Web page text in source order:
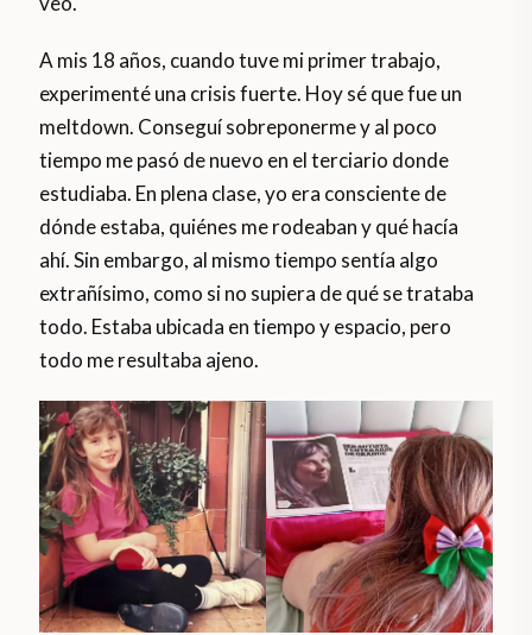
A mis 18 años, cuando tuve mi primer trabajo,
experimenté una crisis fuerte. Hoy sé que fue un
meltdown. Conseguí sobreponerme y al poco
tiempo me pasó de nuevo en el terciario donde
estudiaba. En plena clase, yo era consciente de
dónde estaba, quiénes me rodeaban y qué hacía
ahí. Sin embargo, al mismo tiempo sentía algo
extrañísimo, como si no supiera de qué se trataba
todo. Estaba ubicada en tiempo y espacio, pero
todo me resultaba ajeno.